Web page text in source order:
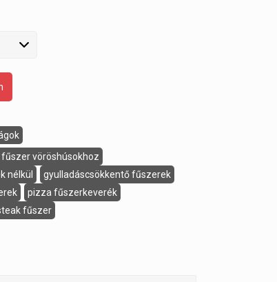
vöröshúsokhoz
nélkül
gyulladáscsökkentő fűszerek
pizza fűszerkeverék
fűszer